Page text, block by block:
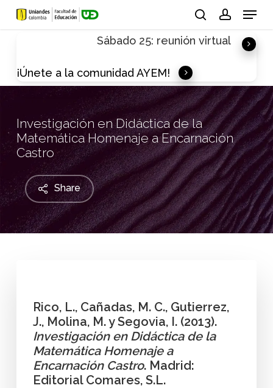
Skip
Menu
Sábado 25: reunión virtual
¡Únete a la comunidad AYEM!
Investigación en Didáctica de la
Matemática Homenaje a Encarnación
Castro
Share
Rico, L., Cañadas, M. C., Gutierrez,
J., Molina, M. y Segovia, I. (2013).
Investigación en Didáctica de la
Matemática Homenaje a
Encarnación Castro. Madrid:
Editorial Comares, S.L.